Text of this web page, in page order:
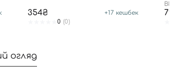
354₴ +17 кешбек
0 (0)
огляд